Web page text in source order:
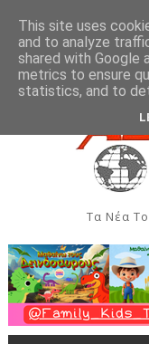
Εβδομάδας Ιονίου
Τα Νέα
This site uses
and to analyze
shared with Google
metrics to ensure
statistics, and to